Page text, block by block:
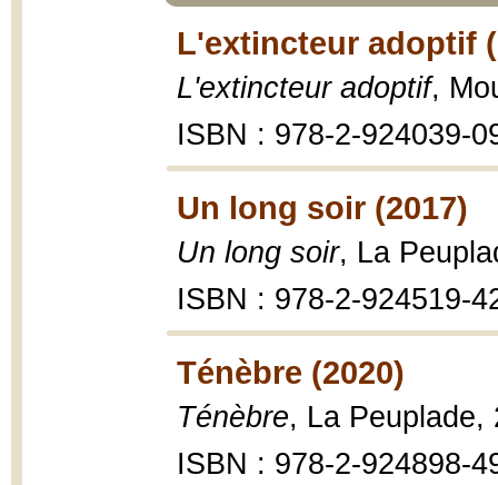
L'extincteur adoptif
L'extincteur adoptif,
ISBN : 978-2-924039-
Un long soir (2017)
Un long soir, La
ISBN : 978-2-924519-
Ténèbre (2020)
Ténèbre, La Peuplade,
ISBN : 978-2-924898-